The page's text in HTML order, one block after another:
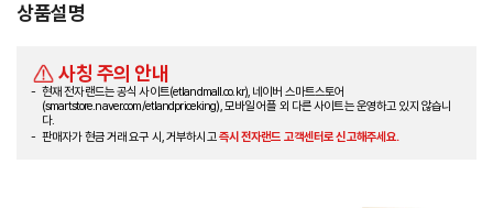
상품설명
사칭 주의 안내
현재 전자랜드는 공식 사이트(etlandmall.co.kr), 네이버 스마트스토어
(smartstore.naver.com/etlandpriceking), 모바일 어플 외 다른 사이트는 운영하고 있지 않습니
다.
판매자가 현금 거래 요구 시, 거부하시고즉시 전자랜드 고객센터로 신고해주세요.